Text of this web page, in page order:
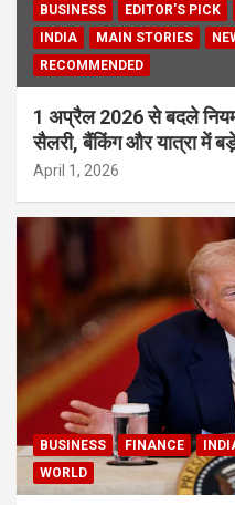
BUSINESS EDITOR'S PICK
INDIA
MAIN STORIES
RECOMMENDED
1 अप्रैल 2026 से बदले
सैलरी, बैंकिंग और यात्रा में
April 1, 2026
BUSINESS FINANCE
WORLD